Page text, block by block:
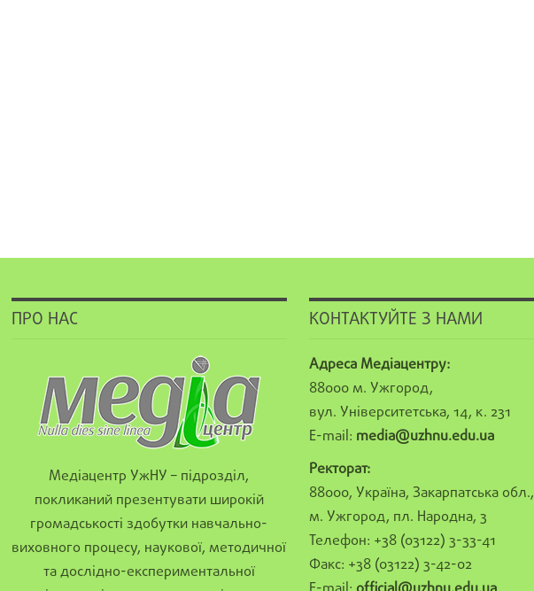
ПРО НАС
Медіацентр УжНУ – підрозділ,
покликаний презентувати широкій
громадськості здобутки навчально-
виховного процесу, наукової, методичної
та дослідно-експериментальної
КОНТАКТУЙТЕ З НАМИ
Адреса Медіацентру:
88000 м. Ужгород,
вул. Університетська, 14, к. 231
E-mail: media@uzhnu.edu.ua
Ректорат:
88000, Україна, Закарпатська обл.,
м. Ужгород, пл. Народна, 3
Телефон: +38 (03122) 3-33-41
Факс: +38 (03122) 3-42-02